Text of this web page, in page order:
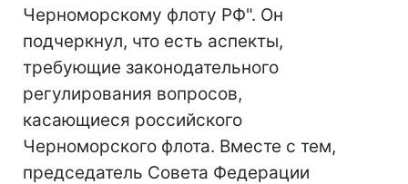
Черноморскому флоту РФ". Он
подчеркнул, что есть аспекты,
требующие законодательного
регулирования вопросов,
касающиеся российского
Черноморского флота. Вместе с тем,
председатель Совета Федерации